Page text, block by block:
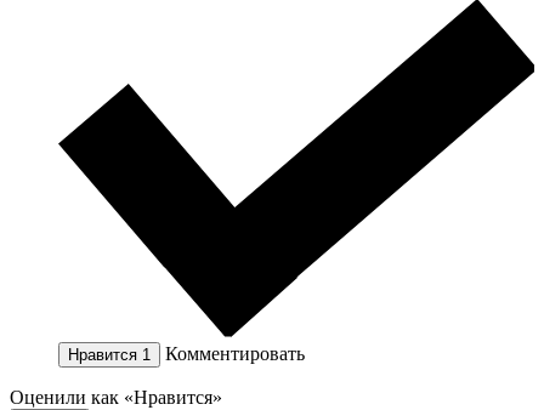
Нравится 1 Комментировать
Оценили как «Нравится»